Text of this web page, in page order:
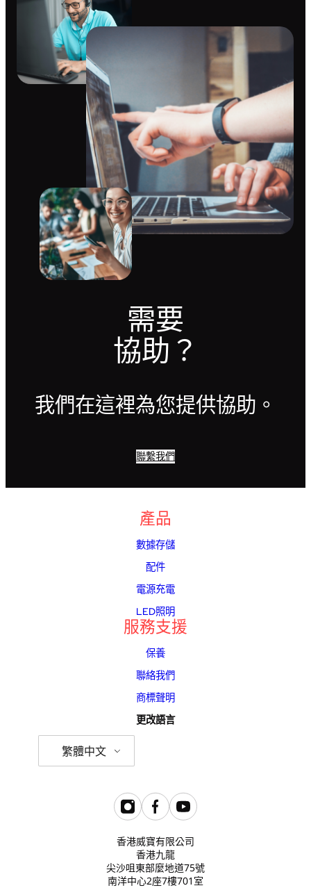
需要
協助？
我們在這裡為您提供協助。
聯繫我們
產品
數據存儲
配件
電源充電
LED照明
服務支援
保養
聯絡我們
商標聲明
更改語言
繁體中文
香港威寶有限公司
香港九龍
尖沙咀東部麼地道75號
南洋中心2座7樓701室